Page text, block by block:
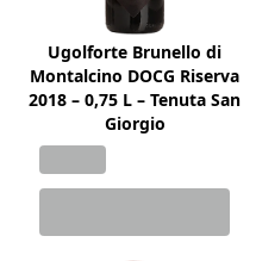
Ugolforte Brunello di
Montalcino DOCG Riserva
2018 – 0,75 L – Tenuta San
Giorgio